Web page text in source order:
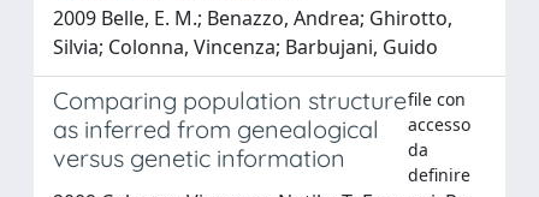
2009 Belle, E. M.; Benazzo, Andrea; Ghirotto,
Silvia; Colonna, Vincenza; Barbujani, Guido
Comparing population structure
as inferred from genealogical
versus genetic information
file con
accesso
da
definire